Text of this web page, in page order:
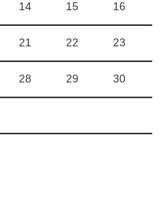
14 15 16
21 22 23
28 29 30